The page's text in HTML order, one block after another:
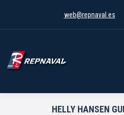
web@repnaval.es
HELLY HANSEN